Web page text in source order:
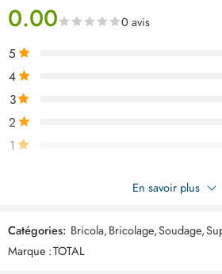
0.00 0 avis
5
4
3
2
1
Soyez le premier à donner votre avis
soudage taille « 5 »
Commentaires
Il n'y a pas encore de critiques.
En savoir plus
Catégories: Bricola,Bricolage,Soudage,
Marque :TOTAL